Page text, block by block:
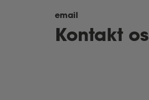
email
Kontakt os